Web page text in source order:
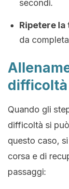
secondi.
Ripetere la
da
difficoltà
Quando gli
difficoltà si
questo caso,
corsa e di
passaggi: